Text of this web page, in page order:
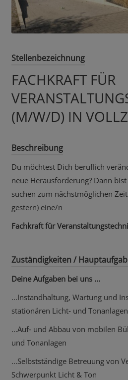
Stellenbezeichnung
FACHKRAFT FÜR
(M/W/D) IN
Beschreibung
Du möchtest Dich beruflich
neue Herausforderung? Dann
suchen zum nächstmöglichen
gestern) eine/n
Fachkraft für
Zuständigkeiten /
Deine Aufgaben bei uns ...
...Instandhaltung, Wartung und
stationären Licht‐ und Tonanlagen
...Auf‐ und Abbau von mobilen
und Tonanlagen
...Selbstständige Betreuung von
Schwerpunkt Licht & Ton